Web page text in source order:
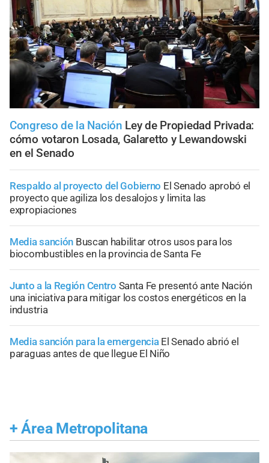
Congreso de la Nación Ley de Propiedad Privada:
cómo votaron Losada, Galaretto y Lewandowski
en el Senado
Respaldo al proyecto del Gobierno El Senado aprobó el
proyecto que agiliza los desalojos y limita las
expropiaciones
Media sanción Buscan habilitar otros usos para los
biocombustibles en la provincia de Santa Fe
Junto a la Región Centro Santa Fe presentó ante Nación
una iniciativa para mitigar los costos energéticos en la
industria
Media sanción para la emergencia El Senado abrió el
paraguas antes de que llegue El Niño
+ Área Metropolitana